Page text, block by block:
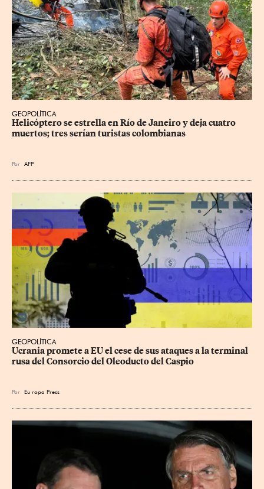
GEOPOLÍTICA
Helicóptero se estrella en Río de Janeiro y deja cuatro
muertos; tres serían turistas colombianas
Por AFP
GEOPOLÍTICA
Ucrania promete a EU el cese de sus ataques a la terminal
rusa del Consorcio del Oleoducto del Caspio
Por Eu ropa Press